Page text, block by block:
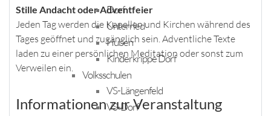
Dorf
Unterried
Huben
Kinderkrippe Dorf
Volksschulen
VS-Längenfeld
VS-Dorf
Stille Andacht oder Adventfeier
Jeden Tag werden die Kapellen und Kirchen während des
Tages geöffnet und zugänglich sein. Adventliche Texte
laden zu einer persönlichen Meditation oder sonst zum
Verweilen ein.
Informationen zur Veranstaltung